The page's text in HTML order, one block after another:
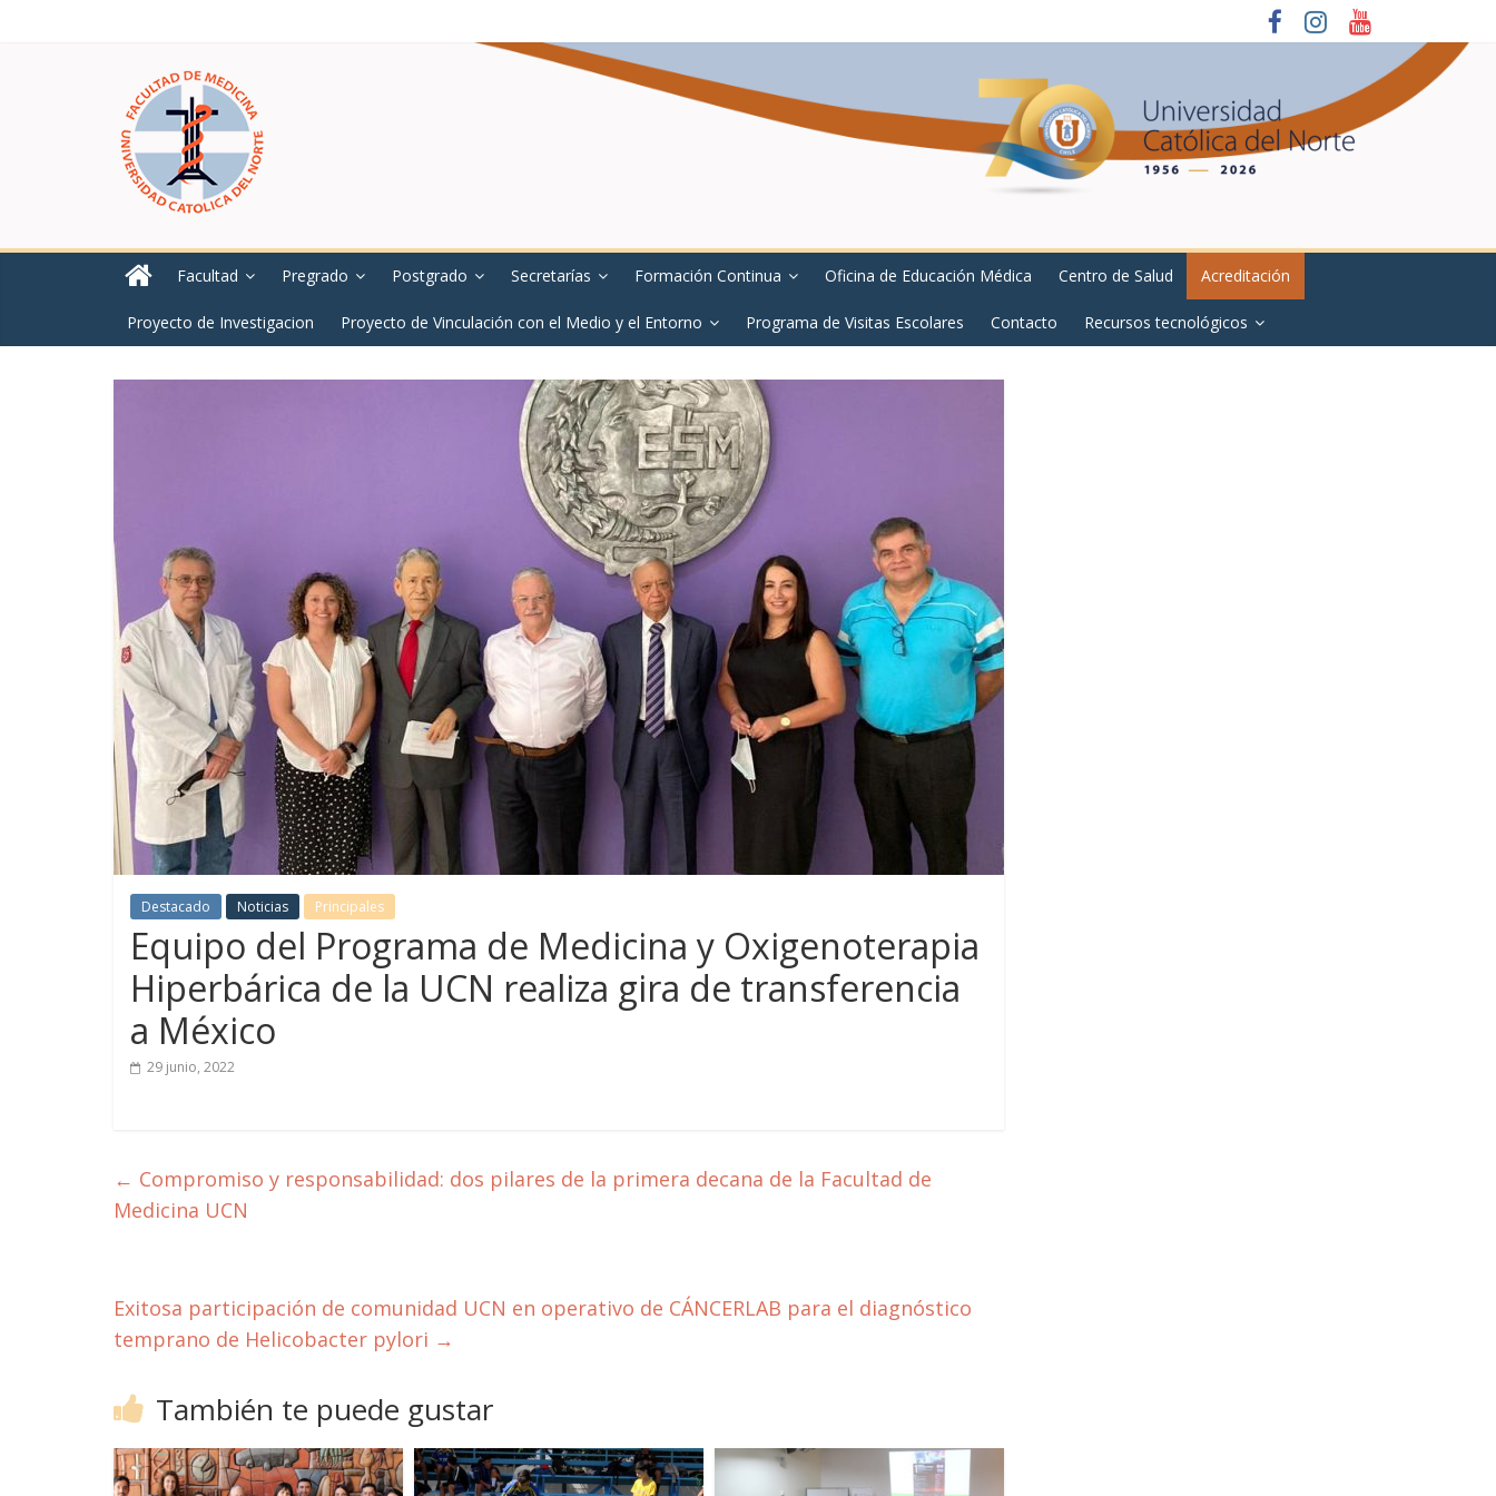
Facultad Pregrado Postgrado Secretarías Formación Continua Oficina de Educación Médica Centro de Salud Acreditación
Proyecto de Investigacion Proyecto de Vinculación con el Medio y el Entorno Programa de Visitas Escolares Contacto Recursos tecnológicos
Destacado Noticias Principales
Equipo del Programa de Medicina y Oxigenoterapia
Hiperbárica de la UCN realiza gira de transferencia
a México
29 junio, 2022
← Compromiso y responsabilidad: dos pilares de la primera decana de la Facultad de
Medicina UCN
Exitosa participación de comunidad UCN en operativo de CÁNCERLAB para el diagnóstico
temprano de Helicobacter pylori →
También te puede gustar